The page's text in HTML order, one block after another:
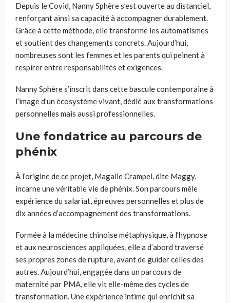
Depuis le Covid, Nanny Sphère s’est ouverte au distanciel,
renforçant ainsi sa capacité à accompagner durablement.
Grâce à cette méthode, elle transforme les automatismes
et soutient des changements concrets. Aujourd’hui,
nombreuses sont les femmes et les parents qui peinent à
respirer entre responsabilités et exigences.
Nanny Sphère s’inscrit dans cette bascule contemporaine à
l’image d’un écosystème vivant, dédié aux transformations
personnelles mais aussi professionnelles.
Une fondatrice au parcours de
phénix
À l’origine de ce projet, Magalie Crampel, dite Maggy,
incarne une véritable vie de phénix. Son parcours mêle
expérience du salariat, épreuves personnelles et plus de
dix années d’accompagnement des transformations.
Formée à la médecine chinoise métaphysique, à l’hypnose
et aux neurosciences appliquées, elle a d’abord traversé
ses propres zones de rupture, avant de guider celles des
autres. Aujourd’hui, engagée dans un parcours de
maternité par PMA, elle vit elle-même des cycles de
transformation. Une expérience intime qui enrichit sa